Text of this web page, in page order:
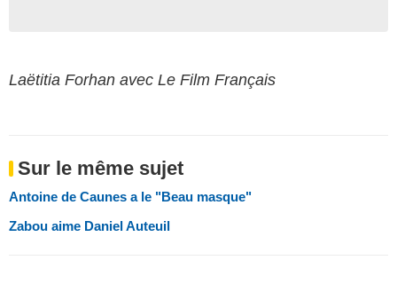
Laëtitia Forhan avec Le Film Français
Sur le même sujet
Antoine de Caunes a le "Beau masque"
Zabou aime Daniel Auteuil